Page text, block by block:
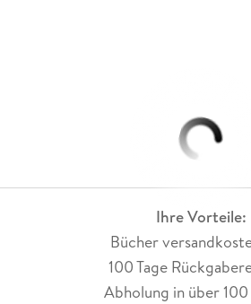
Ihre Vorteile:
Bücher
100 Tage
Abholung in über